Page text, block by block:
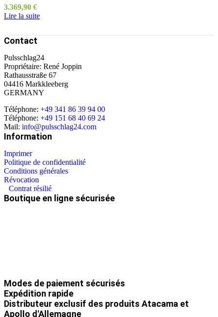
3.369,90 €
Lire la suite
Contact
Pulsschlag24
Propriétaire: René Joppin
Rathausstraße 67
04416 Markkleeberg
GERMANY
Téléphone: +49 341 86 39 94 00
Téléphone: +49 151 68 40 69 24
Mail: info@pulsschlag24.com
Information
Imprimer
Politique de confidentialité
Conditions générales
Révocation
Contrat résilié
Boutique en ligne sécurisée
Modes de paiement sécurisés
Expédition rapide
Distributeur exclusif des produits Atacama et
Apollo d'Allemagne